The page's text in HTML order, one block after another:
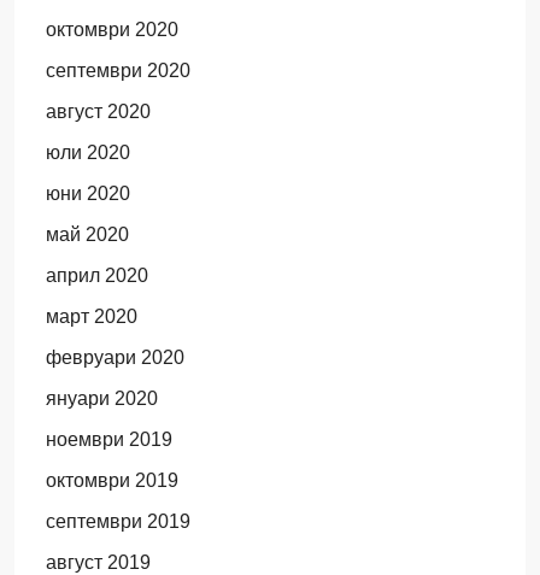
октомври 2020
септември 2020
август 2020
юли 2020
юни 2020
май 2020
април 2020
март 2020
февруари 2020
януари 2020
ноември 2019
октомври 2019
септември 2019
август 2019